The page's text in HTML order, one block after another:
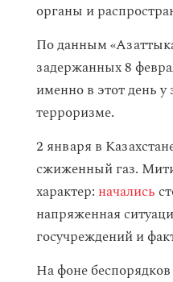
органы и
По данным
задержанных 8
именно в этот день у
терроризме.
2 января в
сжиженный газ.
характер: начались
напряженная
госучреждений и
На фоне